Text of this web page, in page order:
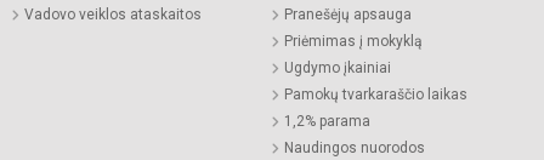
Vadovo veiklos ataskaitos
Pranešėjų apsauga
Priėmimas į mokyklą
Ugdymo įkainiai
Pamokų tvarkaraščio laikas
1,2% parama
Naudingos nuorodos